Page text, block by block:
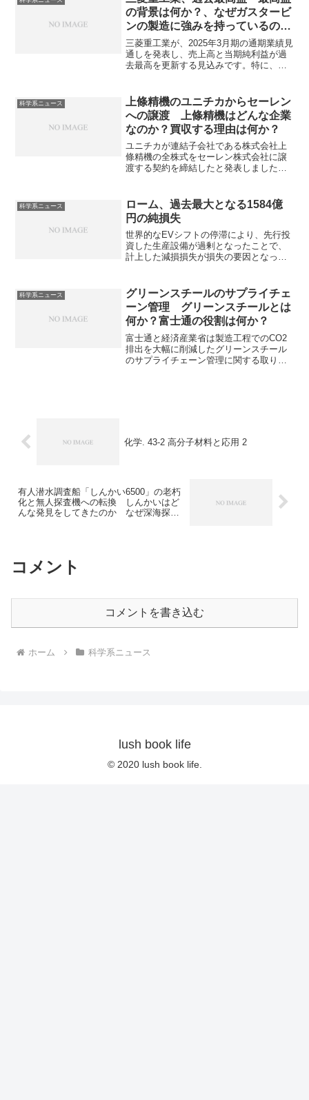
加工するナノ構造制御も注目されていま
す。ナノ構造制御の利点や方法を知るこ
とができます。
の背景は何か？、なぜガスタービ
ンの製造に強みを持っているの
か？
三菱重工業が、2025年3月期の通期業績見
通しを発表し、売上高と当期純利益が過
去最高を更新する見込みです。特に、防
ます。最高益の背景やエネルギーシステ
ム分野でなぜ三菱重工が好調を維持でき
ているのかを知ることができます。
科学系ニュース
上條精機のユニチカからセーレン
への譲渡 上條精機はどんな企業
なのか？買収する理由は何か？
ユニチカが連結子会社である株式会社上
條精機の全株式をセーレン株式会社に譲
渡する契約を締結したと発表しました。
知ることができます。
科学系ニュース
ローム、過去最大となる1584億
円の純損失
世界的なEVシフトの停滞により、先行投
資した生産設備が過剰となったことで、
計上した減損損失が損失の要因となって
す。
科学系ニュース
グリーンスチールのサプライチェ
ーン管理 グリーンスチールとは
何か？富士通の役割は何か？
富士通と経済産業省は製造工程でのCO2
排出を大幅に削減したグリーンスチール
のサプライチェーン管理に関する取り組
化学. 43‐2 高分子材料と応用 2
有人潜水調査船「しんかい6500」の老朽
化と無人探査機への転換 しんかいはど
んな発見をしてきたのか なぜ深海探査
コメント
コメントを書き込む
ホーム 科学系ニュース
lush book life
© 2020 lush book life.